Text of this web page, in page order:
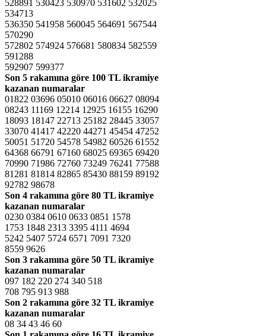
528891 530423 530970 531602 532025
534713
536350 541958 560045 564691 567544
570290
572802 574924 576681 580834 582559
591288
592907 599377
Son 5 rakamına göre 100 TL ikramiye
kazanan numaralar
01822 03696 05010 06016 06627 08094
08243 11169 12214 12925 16155 16290
18093 18147 22713 25182 28445 33057
33070 41417 42220 44271 45454 47252
50051 51720 54578 54982 60526 61552
64368 66791 67160 68025 69365 69420
70990 71986 72760 73249 76241 77588
81281 81814 82865 85430 88159 89192
92782 98678
Son 4 rakamına göre 80 TL ikramiye
kazanan numaralar
0230 0384 0610 0633 0851 1578
1753 1848 2313 3395 4111 4694
5242 5407 5724 6571 7091 7320
8559 9626
Son 3 rakamına göre 50 TL ikramiye
kazanan numaralar
097 182 220 274 340 518
708 795 913 988
Son 2 rakamına göre 32 TL ikramiye
kazanan numaralar
08 34 43 46 60